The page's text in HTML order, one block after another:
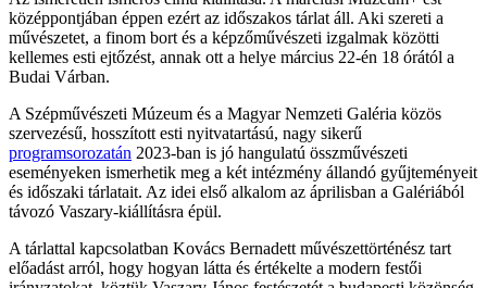
középpontjában éppen ezért az időszakos tárlat áll. Aki szereti a
művészetet, a finom bort és a képzőművészeti izgalmak közötti
kellemes esti ejtőzést, annak ott a helye március 22-én 18 órától a
Budai Várban.
A Szépművészeti Múzeum és a Magyar Nemzeti Galéria közös
szervezésű, hosszított esti nyitvatartású, nagy sikerű
programsorozatán 2023-ban is jó hangulatú összművészeti
eseményeken ismerhetik meg a két intézmény állandó gyűjteményeit
és időszaki tárlatait. Az idei első alkalom az áprilisban a Galériából
távozó Vaszary-kiállításra épül.
A tárlattal kapcsolatban Kovács Bernadett művészettörténész tart
előadást arról, hogy hogyan látta és értékelte a modern festői